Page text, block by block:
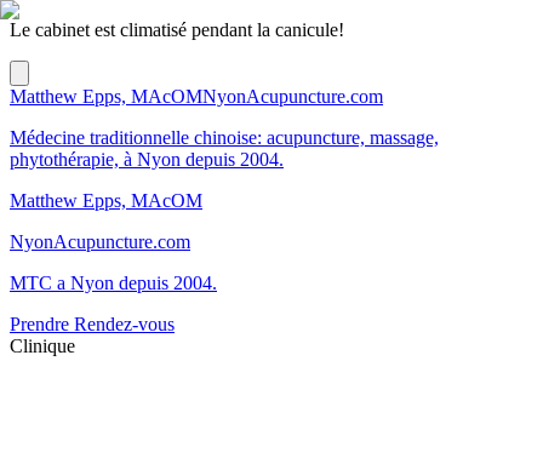
Le cabinet est climatisé pendant la canicule!
Matthew Epps, MAcOMNyonAcupuncture.com
Médecine traditionnelle chinoise: acupuncture, massage,
phytothérapie, à Nyon depuis 2004.
Matthew Epps, MAcOM
NyonAcupuncture.com
MTC a Nyon depuis 2004.
Prendre Rendez-vous
Clinique